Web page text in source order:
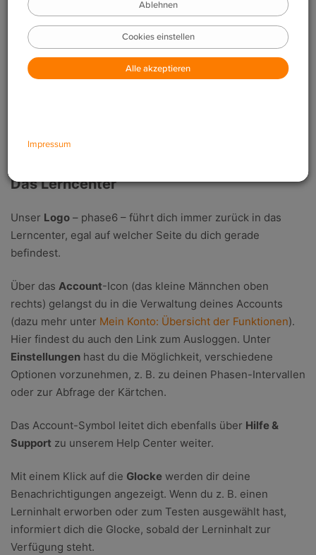
Das Lerncenter
Unser Logo – phase6 – führt dich immer zurück in das
Lerncenter, egal auf welcher Seite du dich gerade
befindest.
Über das Account-Icon (das kleine Männchen oben
rechts) gelangst du in die Verwaltung deines Accounts
(dazu mehr unter Mein Konto: Übersicht der Funktionen).
Hier findest du auch den Link zum Ausloggen. Unter
Einstellungen hast du die Möglichkeit, verschiedene
Optionen vorzunehmen, z. B. zu deinen Phasen-Intervallen
oder zur Abfrage der Kärtchen.
Das Account-Symbol leitet dich ebenfalls über Hilfe &
Support zu unserem Help Center weiter.
Mit einem Klick auf die Glocke werden dir deine
Benachrichtigungen angezeigt. Wenn du z. B. einen
Lerninhalt erworben oder zum Testen ausgewählt hast,
informiert dich die Glocke, sobald der Lerninhalt zur
Verfügung steht.